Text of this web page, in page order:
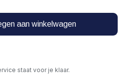
aan winkelwagen
staat voor je klaar.